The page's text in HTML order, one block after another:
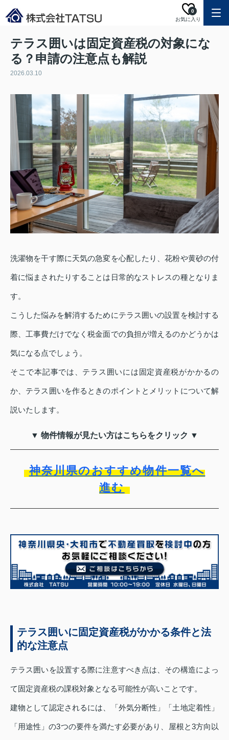
お気に入り
0
テラス囲いは固定資産税の対象にな
る？申請の注意点も解説
2026.03.10
洗濯物を干す際に天気の急変を心配したり、花粉や黄砂の付
着に悩まされたりすることは日常的なストレスの種となりま
す。
こうした悩みを解消するためにテラス囲いの設置を検討する
際、工事費だけでなく税金面での負担が増えるのかどうかは
気になる点でしょう。
そこで本記事では、テラス囲いには固定資産税がかかるの
か、テラス囲いを作るときのポイントとメリットについて解
説いたします。
▼ 物件情報が見たい方はこちらをクリック ▼
神奈川県のおすすめ物件一覧へ
進む
テラス囲いに固定資産税がかかる条件と法
的な注意点
テラス囲いを設置する際に注意すべき点は、その構造によっ
て固定資産税の課税対象となる可能性が高いことです。
建物として認定されるには、「外気分断性」「土地定着性」
「用途性」の3つの要件を満たす必要があり、屋根と3方向以